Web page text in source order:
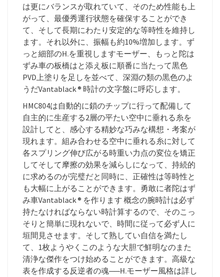
は更にバランスが取れていて、そのため性能も上
がって、最優秀運行状態を確保することができ
て、そして長期にわたり安定的な等時性を維持し
ます。それ以外に、振幅も約10%増加します。ず
っと細部のH.を重視しますモーザー、もっと陀は
ずみ車の板橋はと添え板に順番に当たって黒色
PVD上塗りを足しを並べて、深淵の類の黒色のよ
うだVantablack ® 時計の文字盤に呼応します。
HMC804は自動的に鎖のチップに行って配備して
自主的に生産する2層の平たい空中に垂れる糸を
設計してと、感心する精妙な巧みな構想・考案が
現れます。組み合わせる空中に垂れる糸に対して
各スプリング伸び広がる時重い力点の変位を矯正
してそして摩擦の効果を減らしになって、持続的
に求めるのが完璧だと同時に、正確性は等時性と
も大幅に上がることができます。勇敢に者陀はず
み車Vantablack ® を作ります 概念の腕時計は必ず
持たなければならない時計算するので、そのこっ
そりと簡単に現れないで、時間に従って必ず人に
垣間見させます。そして熟してい自信を満たし
て、1枚ようやくこのような大胆で鮮明なのまた
清浄な傑作をつけ始めることができます。高級な
表を作成する反逆者の魂──H.モーザー風格は詳し